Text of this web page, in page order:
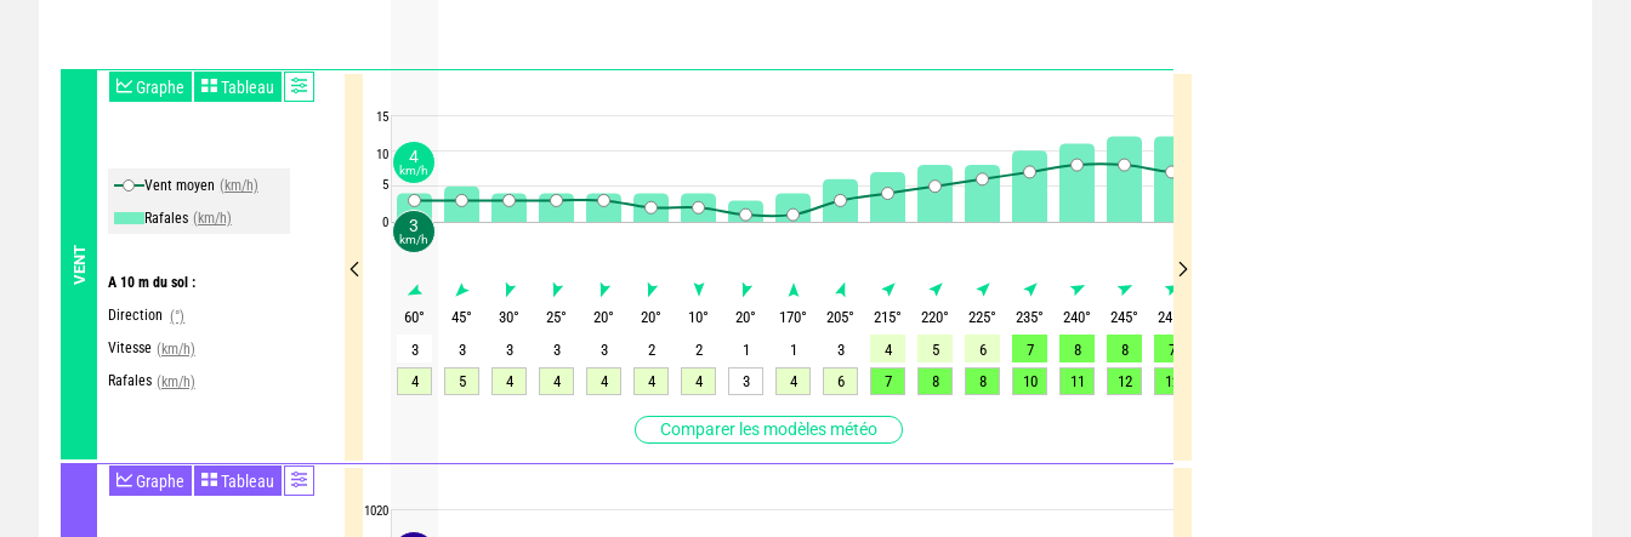
VENT
Graphe Tableau
Vent moyen (km/h)
Rafales (km/h)
A 10 m du sol :
Direction (°)
Vitesse (km/h)
Rafales (km/h)
Comparer les modèles météo
Graphe Tableau
15
10
5
0
1020
60° 45° 30° 25° 20° 20° 10° 20° 170° 205° 215° 220° 225° 235° 240° 245° 245
3
3 3 3 3 2 2 1 1 3 4 5 6 7 8 8 7
4
5 4 4 4 4 4 3 4 6 7 8 8 10 11 12 12
3
km/h
4
km/h